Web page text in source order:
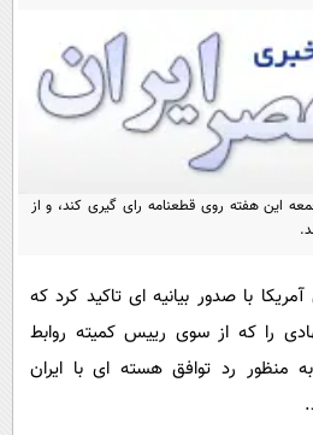
سلامت
یک برش دانایی
محیط زیست
سیاست خارجی
فرهنگ و هنر
علم و دانش
فناوری و It
قرآن
سرگرمی
تصویری سلاح
فیلم
ورزش
سیاست
ها و دیدنی ها
داستان کوتاه
آموزش زبان
این هفته روی قطعنامه رای گیری کند، و از
با صدور بیانیه ای تاکید کرد که
را که از سوی رییس کمیته روابط
منظور رد توافق هسته ای با ایران